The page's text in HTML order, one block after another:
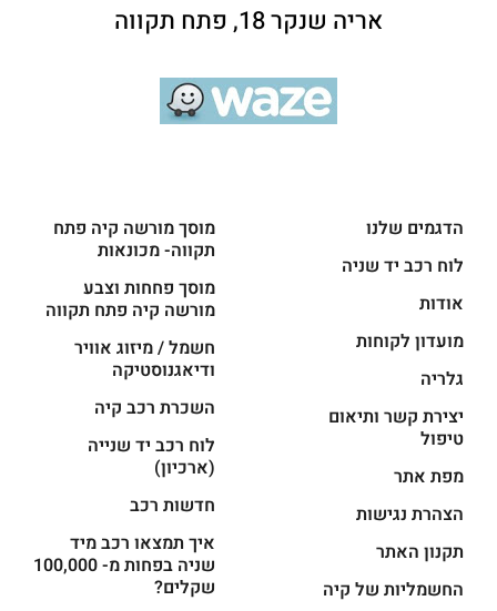
אריה שנקר 18, פתח תקווה
הדגמים שלנו
לוח רכב יד שניה
אודות
מועדון לקוחות
גלריה
יצירת קשר ותיאום
טיפול
מפת אתר
הצהרת נגישות
תקנון האתר
החשמליות של קיה
מוסך מורשה קיה פתח
תקווה- מכונאות
מוסך פחחות וצבע
מורשה קיה פתח תקווה
חשמל / מיזוג אוויר
ודיאגנוסטיקה
השכרת רכב קיה
לוח רכב יד שנייה
(ארכיון)
חדשות רכב
איך תמצאו רכב מיד
שניה בפחות מ- 100,000
שקלים?